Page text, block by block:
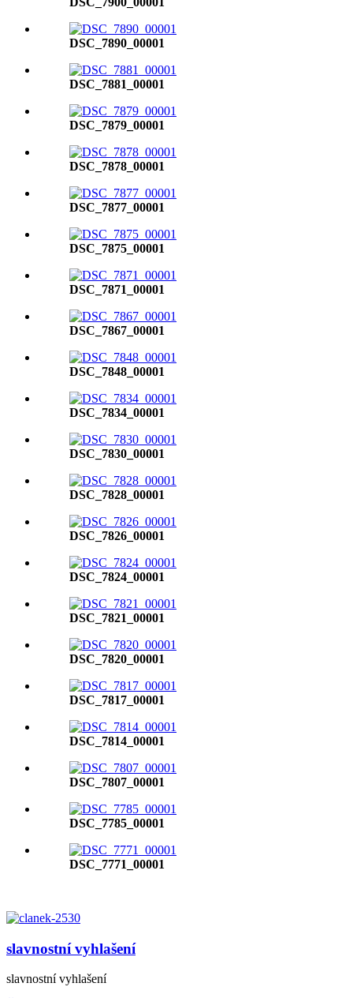
DSC_7890_00001
DSC_7881_00001
DSC_7879_00001
DSC_7878_00001
DSC_7877_00001
DSC_7875_00001
DSC_7871_00001
DSC_7867_00001
DSC_7848_00001
DSC_7834_00001
DSC_7830_00001
DSC_7828_00001
DSC_7826_00001
DSC_7824_00001
DSC_7821_00001
DSC_7820_00001
DSC_7817_00001
DSC_7814_00001
DSC_7807_00001
DSC_7785_00001
DSC_7771_00001
slavnostní vyhlašení
slavnostní vyhlašení